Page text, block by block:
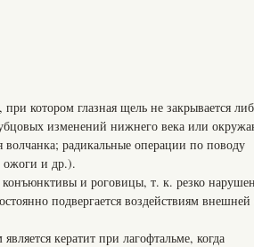
котором глазная щель не закрывается
изменений нижнего века или
волчанка; радикальные операции по поводу
ожоги и др.).
конъюнктивы и роговицы, т. к. резко
подвергается воздействиям внешней
кератит при лагофтальме, когда